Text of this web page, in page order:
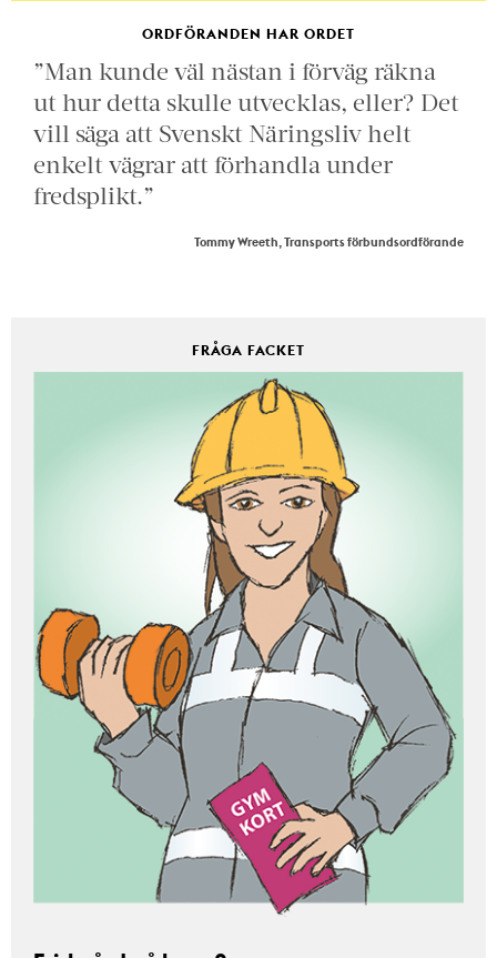
ORDFÖRANDEN HAR ORDET
”Man kunde väl nästan i förväg räkna
ut hur detta skulle utvecklas, eller? Det
vill säga att Svenskt Näringsliv helt
enkelt vägrar att förhandla under
fredsplikt.”
Tommy Wreeth, Transports förbundsordförande
FRÅGA FACKET